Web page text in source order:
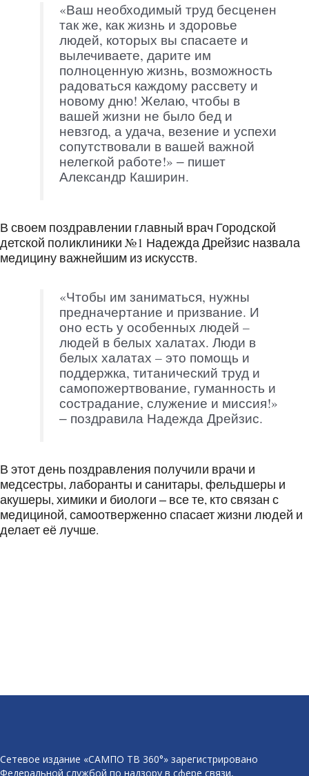
«Ваш необходимый труд бесценен
так же, как жизнь и здоровье
людей, которых вы спасаете и
вылечиваете, дарите им
полноценную жизнь, возможность
радоваться каждому рассвету и
новому дню! Желаю, чтобы в
вашей жизни не было бед и
невзгод, а удача, везение и успехи
сопутствовали в вашей важной
нелегкой работе!» ‒ пишет
Александр Каширин.
В своем поздравлении главный врач Городской
детской поликлиники №1 Надежда Дрейзис назвала
медицину важнейшим из искусств.
«Чтобы им заниматься, нужны
предначертание и призвание. И
оно есть у особенных людей –
людей в белых халатах. Люди в
белых халатах – это помощь и
поддержка, титанический труд и
самопожертвование, гуманность и
сострадание, служение и миссия!»
‒ поздравила Надежда Дрейзис.
В этот день поздравления получили врачи и
медсестры, лаборанты и санитары, фельдшеры и
акушеры, химики и биологи ‒ все те, кто связан с
медициной, самоотверженно спасает жизни людей и
делает её лучше.
Сетевое издание «САМПО ТВ 360°» зарегистрировано
Федеральной службой по надзору в сфере связи,